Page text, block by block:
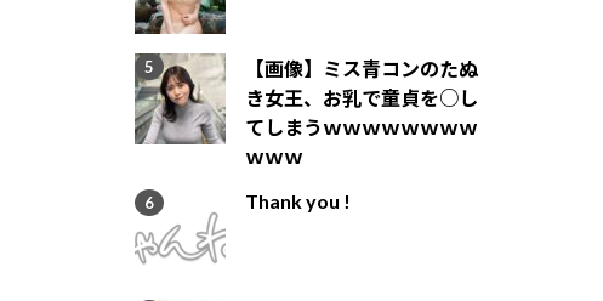
【画像】ミス青コンのたぬ
き女王、お乳で童貞を○し
てしまうｗｗｗｗｗｗｗｗ
ｗｗｗ
Thank you !